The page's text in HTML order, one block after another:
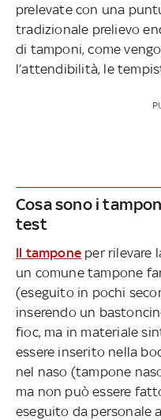
prelevate con una
tradizionale prelievo
di tamponi, come
l’attendibilità, le
Cosa sono i
test
Il tamponeper rilevare
un comune tampone
(eseguito in pochi
inserendo un
fioc, ma in materiale
essere inserito nella
nel naso (tampone
ma non può essere
eseguito da personale